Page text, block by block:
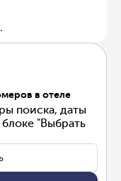
в отеле
поиска, даты
"Выбрать